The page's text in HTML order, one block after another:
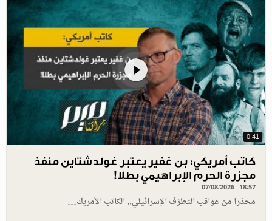
0.41
كاتب أمريكي: بن غفير يعتبر غولدشتاين منفذ
مجزرة الحرم الإبراهيمي بطلا!
07/08/2026 - 18:57
محذرا من عواقب التطرّف الإسرائيلي.. الكاتب الأمريك…